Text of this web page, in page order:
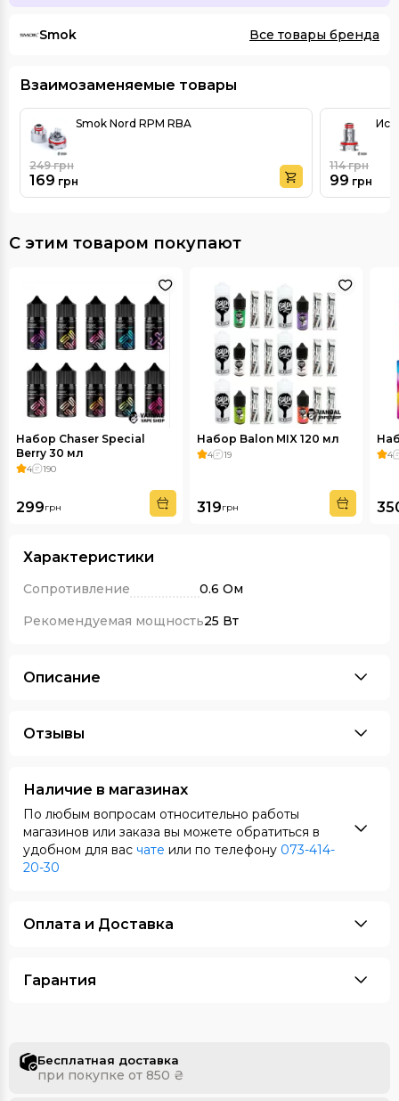
Smok Все товары бренда
Взаимозаменяемые товары
Smok Nord RPM RBA
169 грн
249грн
99 грн
114грн
С этим товаром покупают
Набор Chaser Special
Berry 30 мл
4 190
299грн
Набор Balon MIX 120 мл
4 19
319грн
4
Характеристики
Сопротивление
0.6 Ом
Рекомендуемая мощность25 Вт
Описание
Отзывы
Наличие в магазинах
По любым вопросам относительно работы
магазинов или заказа вы можете обратиться в
удобном для вас чате или по телефону 073-414-
20-30
Оплата и Доставка
Гарантия
Бесплатная доставка
при покупке от 850 ₴